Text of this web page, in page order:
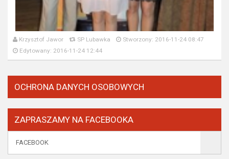
Krzysztof Jawor SP Lubawka
Stworzony: 2016-11-24 08:47
Edytowany: 2016-11-24 12:44
OCHRONA DANYCH OSOBOWYCH
ZAPRASZAMY NA FACEBOOKA
FACEBOOK